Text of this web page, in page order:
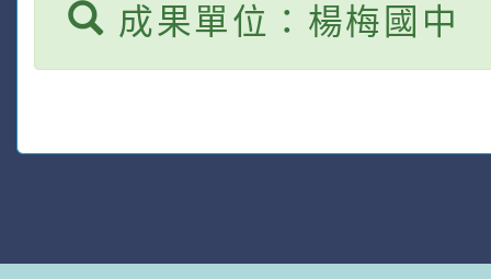
成果單位：楊梅國中